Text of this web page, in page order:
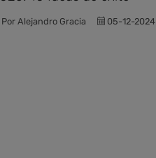
Por Alejandro Gracia 05-12-2024